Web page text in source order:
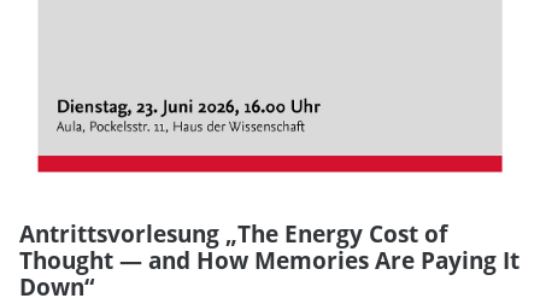
Antrittsvorlesung „The Energy Cost of
Thought — and How Memories Are Paying It
Down“